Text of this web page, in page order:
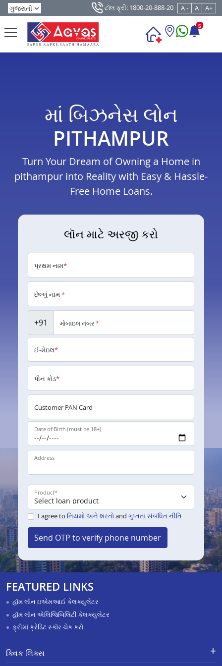
ટૉલ ફ્રી: 1800-20-888-20 A - A A+
5
માં બિઝનેસ લોન
PITHAMPUR
Turn Your Dream of Owning a Home in
pithampur into Reality with Easy & Hassle-
Free Home Loans.
લૉન માટે અરજી કરો
પ્રથમ નામ*
છેલ્લું નામ*
+91 મોબાઇલ નંબર*
ઈ-મેઇલ*
પીન કોડ*
Customer PAN Card
Date of Birth (must be 18+)
Address
Product*
I agree to નિયમો અને શરતોand ગુપ્તતા સંબંધિત નીતિ
Send OTP to verify phone number
FEATURED LINKS
હૉમ લૉન ઇએમઆઈ કેલક્યુલેટર
હૉમ લૉન એલિજિબિલિટી કેલક્યુલેટર
ફ્રીમાં ક્રેડિટ સ્કૉર ચેક કરો
ક્વિક લિંક્સ